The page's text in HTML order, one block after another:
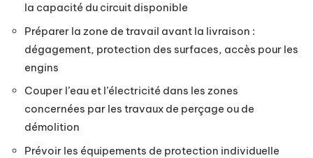
la capacité du circuit disponible
Préparer la zone de travail avant la livraison :
dégagement, protection des surfaces, accès pour les
engins
Couper l’eau et l’électricité dans les zones
concernées par les travaux de perçage ou de
démolition
Prévoir les équipements de protection individuelle